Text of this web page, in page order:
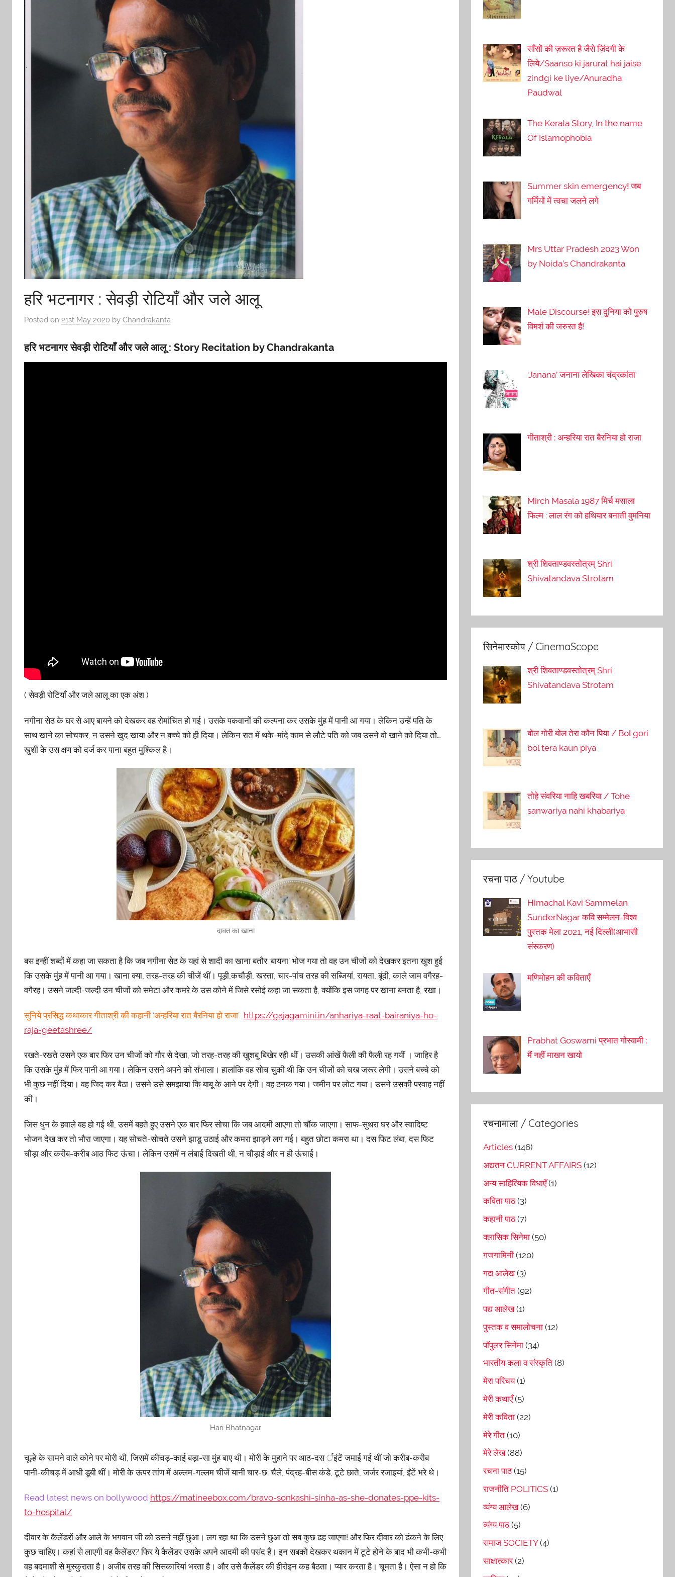
हरि भटनागर : सेवड़ी रोटियाँ और जले आलू
Posted on 21st May 2020 by Chandrakanta
हरि भटनागर सेवड़ी रोटियाँ और जले आलू : Story Recitation by Chandrakanta
( सेवड़ी रोटियाँ और जले आलू का एक अंश )
नगीना सेठ के घर से आए बायने को देखकर वह रोमांचित हो गई। उसके पकवानों की कल्पना कर उसके मुंह में पानी आ गया। लेकिन उन्हें पति के
साथ खाने का सोचकर, न उसने खुद खाया और न बच्चे को ही दिया। लेकिन रात में थके-मांदे काम से लौटे पति को जब उसने वो खाने को दिया तो…
खुशी के उस क्षण को दर्ज कर पाना बहुत मुश्किल है।
दावत का खाना
बस इन्हीं शब्दों में कहा जा सकता है कि जब नगीना सेठ के यहां से शादी का खाना बतौर ‘बायना’ भोज गया तो वह उन चीजों को देखकर इतना खुश हुई
कि उसके मुंह में पानी आ गया। खाना क्या, तरह-तरह की चीजें थीं। पूड़ी,कचौड़ी, खस्ता, चार-पांच तरह की सब्जियां, रायता, बूंदी, काले जाम वगैरह-
वगैरह। उसने जल्दी-जल्दी उन चीजों को समेटा और कमरे के उस कोने में जिसे रसोई कहा जा सकता है, क्योंकि इस जगह पर खाना बनता है, रखा।
सुनिये प्रसिद्ध कथाकार गीताश्री की कहानी ‘अन्हरिया रात बैरनिया हो राजा’ https://gajagamini.in/anhariya-raat-bairaniya-ho-
raja-geetashree/
रखते-रखते उसने एक बार फिर उन चीजों को गौर से देखा, जो तरह-तरह की खुशबू बिखेर रही थीं। उसकी आंखें फैली की फैली रह गयीं । जाहिर है
कि उसके मुंह में फिर पानी आ गया। लेकिन उसने अपने को संभाला। हालांकि वह सोच चुकी थी कि उन चीजों को चख जरूर लेगी। उसने बच्चे को
भी कुछ नहीं दिया। वह जिद कर बैठा। उसने उसे समझाया कि बाबू के आने पर देगी। वह ठनक गया। जमीन पर लोट गया। उसने उसकी परवाह नहीं
की।
जिस धुन के हवाले वह हो गई थी, उसमें बहते हुए उसने एक बार फिर सोचा कि जब आदमी आएगा तो चौंक जाएगा। साफ-सुथरा घर और स्वादिष्ट
भोजन देख कर तो भौरा जाएगा। यह सोचते-सोचते उसने झाडू उठाई और कमरा झाड़ने लग गई। बहुत छोटा कमरा था। दस फिट लंबा, दस फिट
चौड़ा और करीब-करीब आठ फिट ऊंचा। लेकिन उसमें न लंबाई दिखती थी, न चौड़ाई और न ही ऊंचाई।
Hari Bhatnagar
चूल्हे के सामने वाले कोने पर मोरी थी, जिसमें कीचड़-काई बड़ा-सा मुंह बाए थी। मोरी के मुहाने पर आठ-दस र्इंटें जमाई गई थीं जो करीब-करीब
पानी-कीचड़ में आधी डूबी थीं। मोरी के ऊपर तांण में अल्लम-गल्लम चीजें यानी चार-छ: चैले, पंद्रह-बीस कंडे, टूटे छाते, जर्जर रजाइयां, ईंटें भरे थे।
Read latest news on bollywood https://matineebox.com/bravo-sonkashi-sinha-as-she-donates-ppe-kits-
to-hospital/
दीवार के कैलेंडरों और आले के भगवान जी को उसने नहीं छुआ। लग रहा था कि उसने छुआ तो सब कुछ ढह जाएगा! और फिर दीवार को ढंकने के लिए
कुछ चाहिए। कहां से लाएगी वह कैलेंडर? फिर ये कैलेंडर उसके अपने आदमी की पसंद हैं। इन सबको देखकर थकान में टूटे होने के बाद भी कभी-कभी
वह बदमाशी से मुस्कुराता है। अजीब तरह की सिसकारियां भरता है। और उसे कैलेंडर की हीरोइन कह बैठता। प्यार करता है। चूमता है। ऐसा न हो कि
साँसों की ज़रूरत है जैसे ज़िंदगी के
लिये/Saanso ki jarurat hai jaise
zindgi ke liye/Anuradha
Paudwal
The Kerala Story, In the name
Of Islamophobia
Summer skin emergency! जब
गर्मियों में त्वचा जलने लगे
Mrs Uttar Pradesh 2023 Won
by Noida’s Chandrakanta
Male Discourse! इस दुनिया को पुरुष
विमर्श की जरुरत है!
‘Janana’ जनाना लेखिका चंद्रकांता
गीताश्री : अन्हरिया रात बैरनिया हो राजा
Mirch Masala 1987 मिर्च मसाला
फिल्म : लाल रंग को हथियार बनाती वुमनिया
श्री शिवताण्डवस्तोत्रम् Shri
Shivatandava Strotam
सिनेमास्कोप / CinemaScope
श्री शिवताण्डवस्तोत्रम् Shri
Shivatandava Strotam
बोल गोरी बोल तेरा कौन पिया / Bol gori
bol tera kaun piya
तोहे संवरिया नाहि खबरिया / Tohe
sanwariya nahi khabariya
रचना पाठ / Youtube
Himachal Kavi Sammelan
SunderNagar कवि सम्मेलन-विश्व
पुस्तक मेला 2021, नई दिल्ली(आभासी
संस्करण)
मणिमोहन की कविताएँ
Prabhat Goswami प्रभात गोस्वामी :
मैं नहीं माखन खायो
रचनामाला / Categories
Articles (146)
अद्यतन CURRENT AFFAIRS (12)
अन्य साहित्यिक विधाएँ(1)
कविता पाठ(3)
कहानी पाठ(7)
क्लासिक सिनेमा (50)
गजगामिनी (120)
गद्य आलेख(3)
गीत-संगीत (92)
पद्य आलेख(1)
पुस्तक व समालोचना (12)
पॉपुलर सिनेमा (34)
भारतीय कला व संस्कृति (8)
मेरा परिचय(1)
मेरी कथाएँ(5)
मेरी कविता (22)
मेरे गीत (10)
मेरे लेख(88)
रचना पाठ(15)
राजनीति POLITICS (1)
व्यंग्य आलेख(6)
व्यंग्य पाठ(5)
समाज SOCIETY(4)
साक्षात्कार(2)